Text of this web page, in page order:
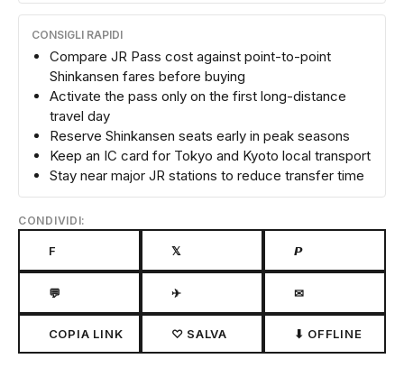
CONSIGLI RAPIDI
Compare JR Pass cost against point-to-point
Shinkansen fares before buying
Activate the pass only on the first long-distance
travel day
Reserve Shinkansen seats early in peak seasons
Keep an IC card for Tokyo and Kyoto local transport
Stay near major JR stations to reduce transfer time
CONDIVIDI:
F 𝕏 𝙋
💬 ✈ ✉
COPIA LINK ♡ SALVA ⬇ OFFLINE